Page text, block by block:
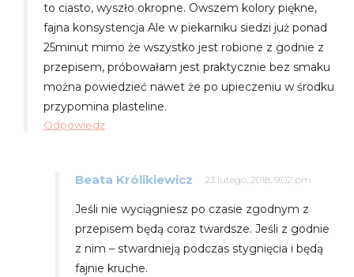
to ciasto, wyszło okropne. Owszem kolory piękne,
fajna konsystencja Ale w piekarniku siedzi już ponad
25minut mimo że wszystko jest robione z godnie z
przepisem, próbowałam jest praktycznie bez smaku
można powiedzieć nawet że po upieczeniu w środku
przypomina plasteline.
Odpowiedz
Beata Królikiewicz 23 lutego, 2018, 9:02 pm
Jeśli nie wyciągniesz po czasie zgodnym z
przepisem będą coraz twardsze. Jeśli z godnie
z nim – stwardnieją podczas stygnięcia i będą
fajnie kruche.